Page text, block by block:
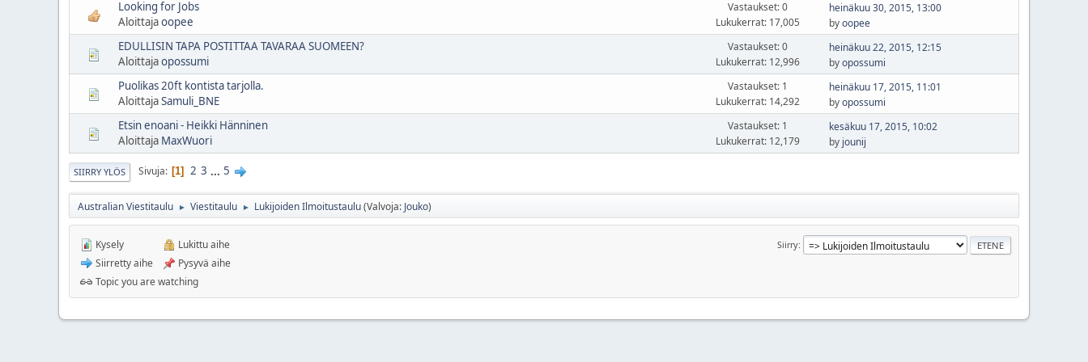
Looking for Jobs
Aloittajaoopee
Vastaukset: 0
Lukukerrat: 17,005
heinäkuu 30, 2015, 13:00
byoopee
EDULLISIN TAPA POSTITTAA TAVARAA SUOMEEN?
Aloittajaopossumi
Vastaukset: 0
Lukukerrat: 12,996
heinäkuu 22, 2015, 12:15
byopossumi
Puolikas 20ft kontista tarjolla.
AloittajaSamuli_BNE
Vastaukset: 1
Lukukerrat: 14,292
heinäkuu 17, 2015, 11:01
byopossumi
Etsin enoani - Heikki Hänninen
Aloittaja MaxWuori
Vastaukset: 1
Lukukerrat: 12,179
kesäkuu 17, 2015, 10:02
by jounij
SIIRRY YLÖS Sivuja 1 2 3 ... 5
Australian Viestitaulu ► Viestitaulu ► Lukijoiden Ilmoitustaulu(Valvoja: Jouko)
Siirry
Kysely
Siirretty aihe
Lukittu aihe
Pysyvä aihe
Topic you are watching